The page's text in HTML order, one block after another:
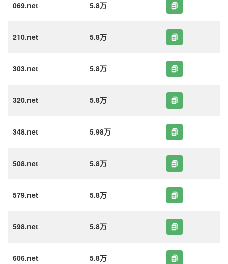
069.net 5.8万
210.net 5.8万
303.net 5.8万
320.net 5.8万
348.net 5.98万
508.net 5.8万
579.net 5.8万
598.net 5.8万
606.net 5.8万